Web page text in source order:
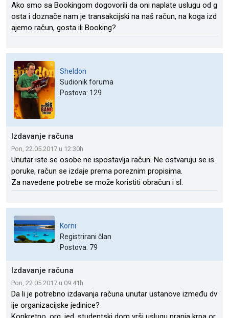
Ako smo sa Bookingom dogovorili da oni naplate uslugu od g
osta i doznače nam je transakcijski na naš račun, na koga izd
ajemo račun, gosta ili Booking?
Sheldon
Sudionik foruma
Postova: 129
Izdavanje računa
Pon, 22.05.2017 u 12:30h
Unutar iste se osobe ne ispostavlja račun. Ne ostvaruju se is
poruke, račun se izdaje prema poreznim propisima.
Za navedene potrebe se može koristiti obračun i sl.
Korni
Registrirani član
Postova: 79
Izdavanje računa
Pon, 22.05.2017 u 09:41h
Da li je potrebno izdavanja računa unutar ustanove između dv
ije organizacijske jedinice?